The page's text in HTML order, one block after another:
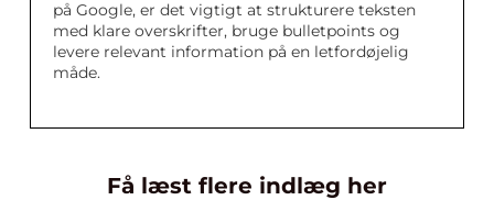
på Google, er det vigtigt at strukturere teksten
med klare overskrifter, bruge bulletpoints og
levere relevant information på en letfordøjelig
måde.
Få læst flere indlæg her